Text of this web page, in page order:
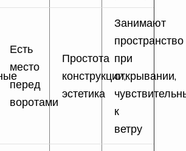
Есть
место
перед
воротами
Простота
конструкции,
эстетика
Занимают
пространство
при
открывании,
к
ветру